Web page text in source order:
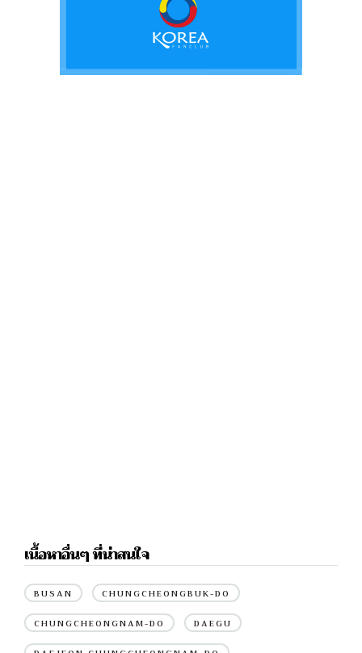
เนื้อหาอื่นๆ ที่น่าสนใจ
BUSAN CHUNGCHEONGBUK-DO
CHUNGCHEONGNAM-DO DAEGU